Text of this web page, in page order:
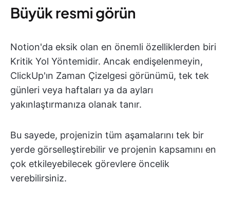
Büyük resmi görün
Notion'da eksik olan en önemli özelliklerden biri
Kritik Yol Yöntemidir. Ancak endişelenmeyin,
ClickUp'ın Zaman Çizelgesi görünümü, tek tek
günleri veya haftaları ya da ayları
yakınlaştırmanıza olanak tanır.
Bu sayede, projenizin tüm aşamalarını tek bir
yerde görselleştirebilir ve projenin kapsamını en
çok etkileyebilecek görevlere öncelik
verebilirsiniz.